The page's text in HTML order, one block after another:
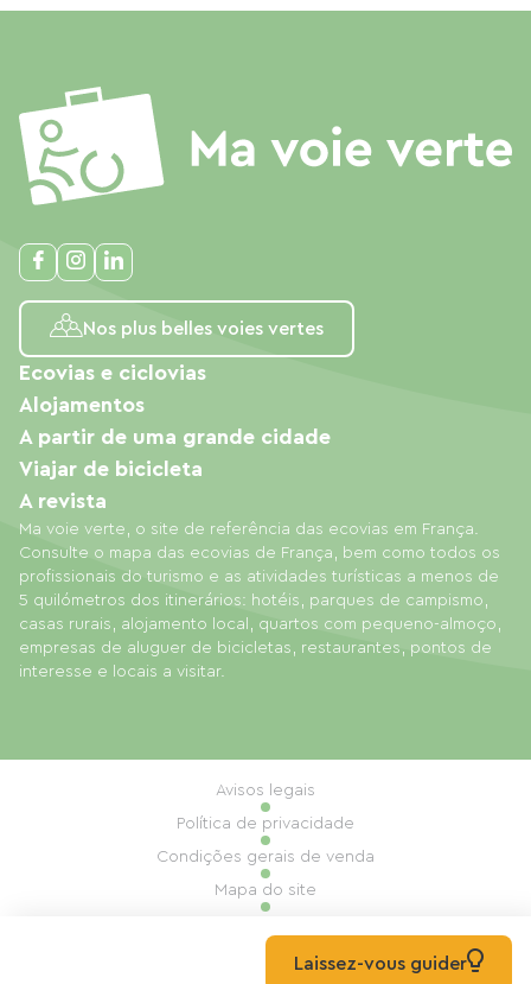
Nos plus belles voies vertes
Ma voie verte, o site de referência das ecovias em França.
Consulte o mapa das ecovias de França, bem como todos os
profissionais do turismo e as atividades turísticas a menos de
5 quilómetros dos itinerários: hotéis, parques de campismo,
casas rurais, alojamento local, quartos com pequeno-almoço,
empresas de aluguer de bicicletas, restaurantes, pontos de
interesse e locais a visitar.
Ecovias e ciclovias
Alojamentos
A partir de uma grande cidade
Viajar de bicicleta
A revista
Avisos legais
Política de privacidade
Condições gerais de venda
Mapa do site
Realização: Mill, PrivasLaissez-vous guider